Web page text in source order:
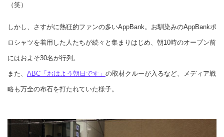
（笑）
しかし、さすがに熱狂的ファンの多いAppBank。お馴染みのAppBankポ
ロシャツを着用した人たちが続々と集まりはじめ、朝10時のオープン前
にはおよそ30名が行列。
また、 ABC「おはよう朝日です」 の取材クルーが入るなど、メディア戦
略も万全の布石を打たれていた様子。